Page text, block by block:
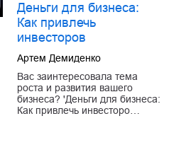
Деньги для бизнеса:
Как привлечь
инвесторов
Артем Демиденко
Вас заинтересовала тема
роста и развития вашего
бизнеса? 'Деньги для бизнеса:
Как привлечь инвесторо…